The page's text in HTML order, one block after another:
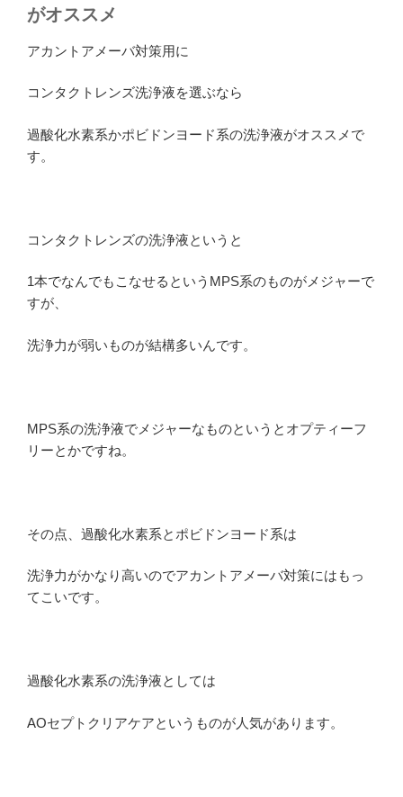
がオススメ
アカントアメーバ対策用に
コンタクトレンズ洗浄液を選ぶなら
過酸化水素系かポビドンヨード系の洗浄液がオススメで
す。
コンタクトレンズの洗浄液というと
1本でなんでもこなせるというMPS系のものがメジャーで
すが、
洗浄力が弱いものが結構多いんです。
MPS系の洗浄液でメジャーなものというとオプティーフ
リーとかですね。
その点、過酸化水素系とポビドンヨード系は
洗浄力がかなり高いのでアカントアメーバ対策にはもっ
てこいです。
過酸化水素系の洗浄液としては
AOセプトクリアケアというものが人気があります。